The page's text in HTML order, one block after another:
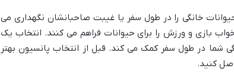
خانگی را در طول سفر یا غیبت صاحبانشان نگهداری می
بازی و ورزش را برای حیوانات فراهم می کنند. انتخاب یک
در طول سفر کمک می کند. قبل از انتخاب پانسیون بهتر
کنید.